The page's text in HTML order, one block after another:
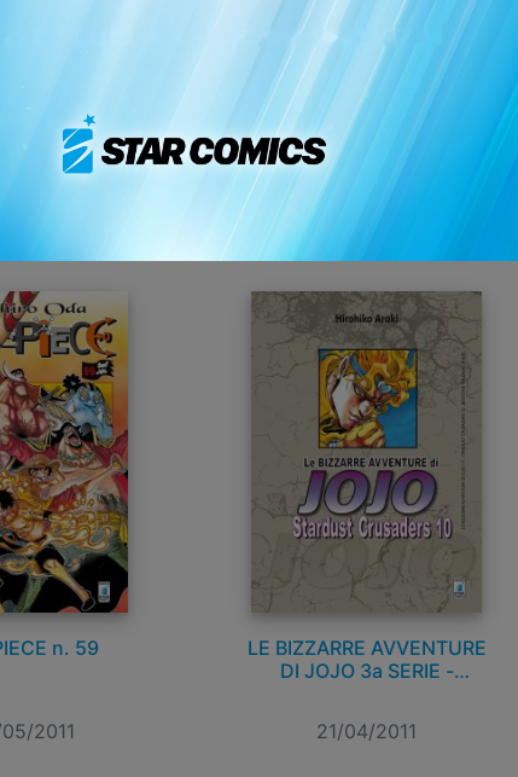
05/2011
DETECTIVE CONAN
SPECIAL CASES n. 3
25/05/2011
€ 3,90
n. 59
2011
LE BIZZARRE AVVENTURE
DI JOJO 3a SERIE -
21/04/2011